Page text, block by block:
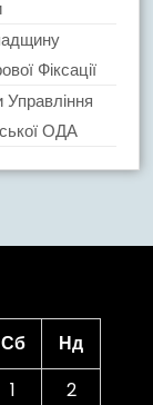
Фіксації
Управління
ОДА
Сб
Нд
1
2